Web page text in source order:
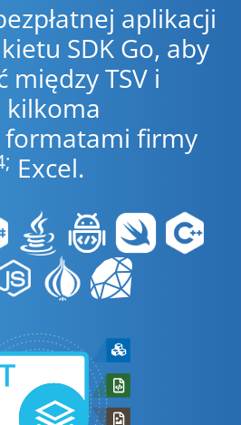
aplikacji
SDK Go, aby
TSV i
kilkoma
firmy
Excel.